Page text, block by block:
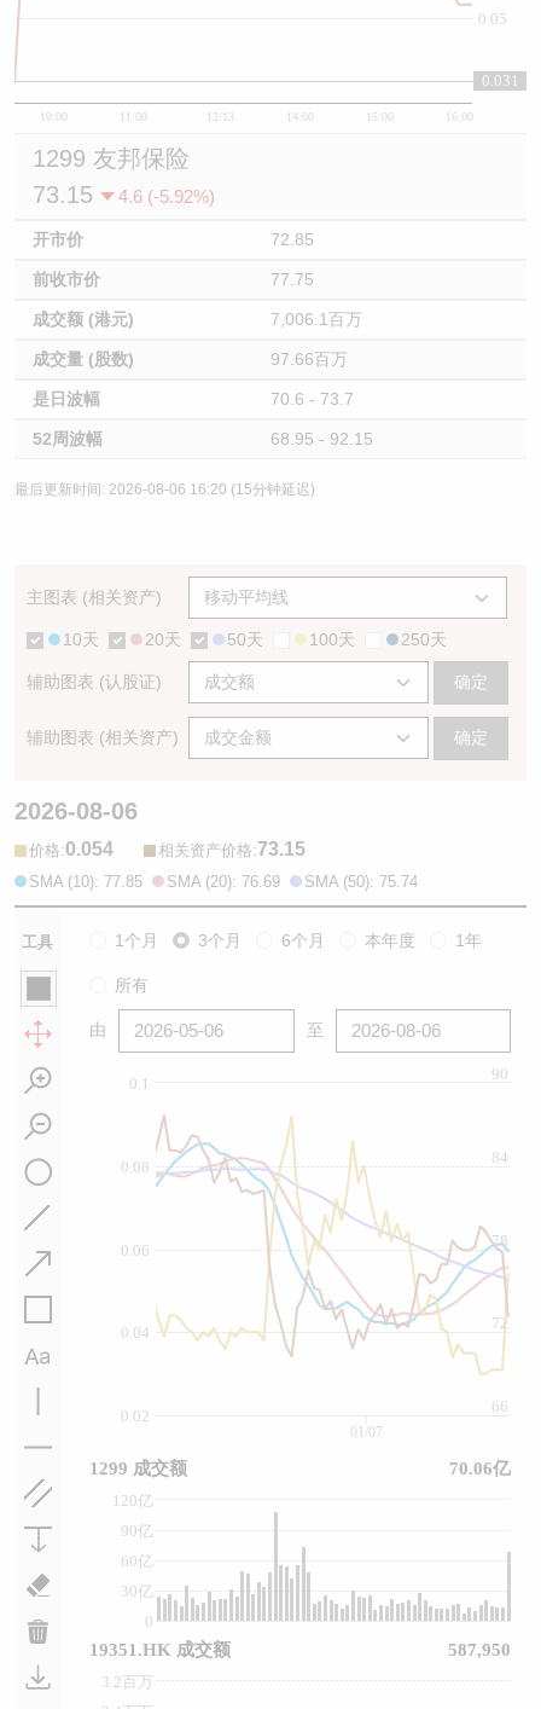
10:00 11:00 12/13 14:00 15:00 16:00
0.05
0.031
1299 友邦保险
73.15
4.6 (-5.92%)
开市价 72.85
前收市价 77.75
成交额 (港元) 7,006.1百万
成交量 (股数) 97.66百万
是日波幅 70.6 - 73.7
52周波幅 68.95 - 92.15
最后更新时间: 2026-08-06 16:20 (15分钟延迟)
主图表 (相关资产)
10天 20天 50天 100天 250天
辅助图表 (认股证) 确定
辅助图表 (相关资产) 确定
2026-08-06
价格:0.054 相关资产价格:73.15
SMA (10): 77.85 SMA (20): 76.69 SMA (50): 75.74
工具 1个月 3个月 6个月 本年度 1年
所有
由 至
0.1
0.02
0.04
0.06
0.08
72
66
78
84
90
0
30亿
60亿
90亿
120亿
3.2百万
01/07
1299 成交额 70.06亿
19351.HK 成交额 587,950